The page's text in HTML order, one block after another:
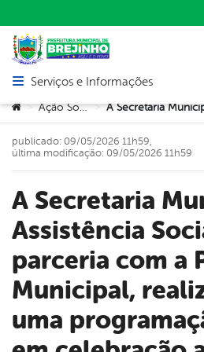
Abrir menu principal de
Serviços e Informações
Você está aqui:
> Ação Social >
A Secretaria Municipal de
Assistência
parceria com a
Municipal,
uma
publicado: 09/05/2026 11h59,
última modificação: 09/05/2026 11h59